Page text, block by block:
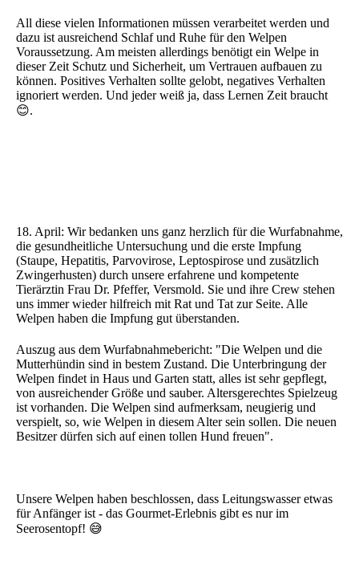
All diese vielen Informationen müssen verarbeitet werden und
dazu ist ausreichend Schlaf und Ruhe für den Welpen
Voraussetzung. Am meisten allerdings benötigt ein Welpe in
dieser Zeit Schutz und Sicherheit, um Vertrauen aufbauen zu
können. Positives Verhalten sollte gelobt, negatives Verhalten
ignoriert werden. Und jeder weiß ja, dass Lernen Zeit braucht
😊.
18. April: Wir bedanken uns ganz herzlich für die Wurfabnahme,
die gesundheitliche Untersuchung und die erste Impfung
(Staupe, Hepatitis, Parvovirose, Leptospirose und zusätzlich
Zwingerhusten) durch unsere erfahrene und kompetente
Tierärztin Frau Dr. Pfeffer, Versmold. Sie und ihre Crew stehen
uns immer wieder hilfreich mit Rat und Tat zur Seite. Alle
Welpen haben die Impfung gut überstanden.
Auszug aus dem Wurfabnahmebericht: "Die Welpen und die
Mutterhündin sind in bestem Zustand. Die Unterbringung der
Welpen findet in Haus und Garten statt, alles ist sehr gepflegt,
von ausreichender Größe und sauber. Altersgerechtes Spielzeug
ist vorhanden. Die Welpen sind aufmerksam, neugierig und
verspielt, so, wie Welpen in diesem Alter sein sollen. Die neuen
Besitzer dürfen sich auf einen tollen Hund freuen".
Unsere Welpen haben beschlossen, dass Leitungswasser etwas
für Anfänger ist - das Gourmet-Erlebnis gibt es nur im
Seerosentopf! 😅